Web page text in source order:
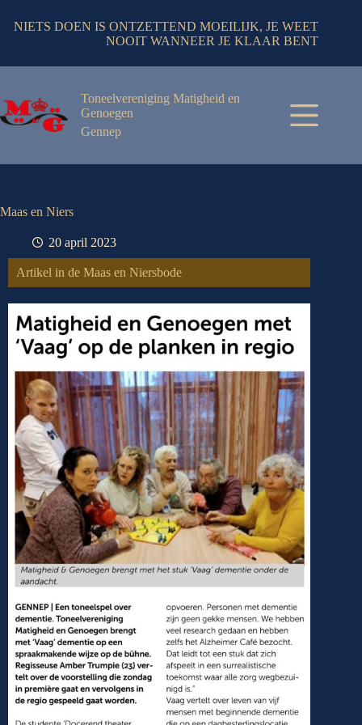
NIETS DOEN IS ONTZETTEND MOEILIJK, JE WEET
NOOIT WANNEER JE KLAAR BENT
Toneelvereniging Matigheid en
Genoegen
Gennep
Maas en Niers
20 april 2023
Artikel in de Maas en Niersbode